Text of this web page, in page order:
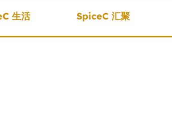
生活 SpiceC 汇聚